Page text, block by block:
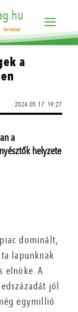
Természet
a
2024.05.17. 19:27
a
helyzete
dominált,
lapunknak
elnöke. A
jól
egymillió